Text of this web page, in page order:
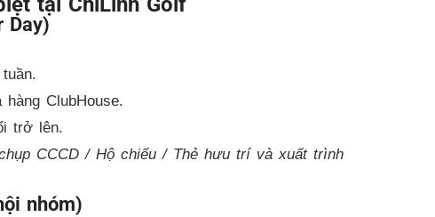
Day)
ClubHouse.
trở lên.
CCCD / Hộ chiếu / Thẻ hưu trí và xuất trình
nhóm)